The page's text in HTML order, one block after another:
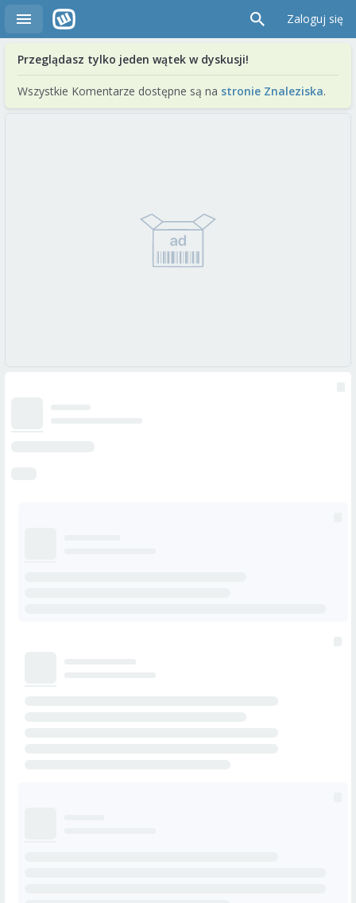
Zaloguj się
Przeglądasz tylko jeden wątek w dyskusji!
Wszystkie Komentarze dostępne są na stronie Znaleziska.